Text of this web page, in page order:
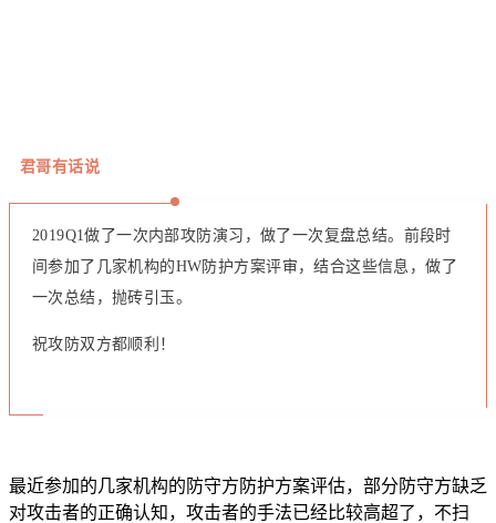
君哥有话说
2019Q1做了一次内部攻防演习， 做了一次复盘总结。 前段时
间参加了几家机构的HW防护方案评审，结合这些信息，做了
一次总结，抛砖引玉。
祝攻防双方都顺利！
最近参加的几家机构的防守方防护方案评估，部分防守方缺乏
对攻击者的正确认知，攻击者的手法已经比较高超了，不扫